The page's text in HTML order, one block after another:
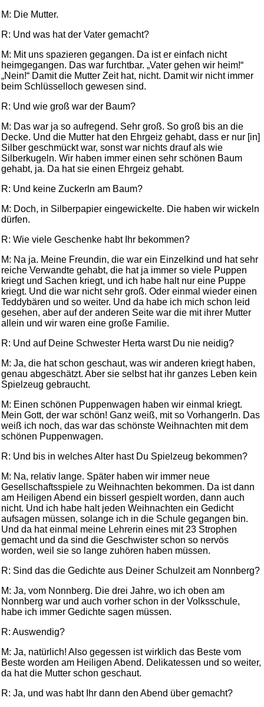
M: Die Mutter.
R: Und was hat der Vater gemacht?
M: Mit uns spazieren gegangen. Da ist er einfach nicht
heimgegangen. Das war furchtbar. „Vater gehen wir heim!“
„Nein!“ Damit die Mutter Zeit hat, nicht. Damit wir nicht immer
beim Schlüsselloch gewesen sind.
R: Und wie groß war der Baum?
M: Das war ja so aufregend. Sehr groß. So groß bis an die
Decke. Und die Mutter hat den Ehrgeiz gehabt, dass er nur [in]
Silber geschmückt war, sonst war nichts drauf als wie
Silberkugeln. Wir haben immer einen sehr schönen Baum
gehabt, ja. Da hat sie einen Ehrgeiz gehabt.
R: Und keine Zuckerln am Baum?
M: Doch, in Silberpapier eingewickelte. Die haben wir wickeln
dürfen.
R: Wie viele Geschenke habt Ihr bekommen?
M: Na ja. Meine Freundin, die war ein Einzelkind und hat sehr
reiche Verwandte gehabt, die hat ja immer so viele Puppen
kriegt und Sachen kriegt, und ich habe halt nur eine Puppe
kriegt. Und die war nicht sehr groß. Oder einmal wieder einen
Teddybären und so weiter. Und da habe ich mich schon leid
gesehen, aber auf der anderen Seite war die mit ihrer Mutter
allein und wir waren eine große Familie.
R: Und auf Deine Schwester Herta warst Du nie neidig?
M: Ja, die hat schon geschaut, was wir anderen kriegt haben,
genau abgeschätzt. Aber sie selbst hat ihr ganzes Leben kein
Spielzeug gebraucht.
M: Einen schönen Puppenwagen haben wir einmal kriegt.
Mein Gott, der war schön! Ganz weiß, mit so Vorhangerln. Das
weiß ich noch, das war das schönste Weihnachten mit dem
schönen Puppenwagen.
R: Und bis in welches Alter hast Du Spielzeug bekommen?
M: Na, relativ lange. Später haben wir immer neue
Gesellschaftsspiele zu Weihnachten bekommen. Da ist dann
am Heiligen Abend ein bisserl gespielt worden, dann auch
nicht. Und ich habe halt jeden Weihnachten ein Gedicht
aufsagen müssen, solange ich in die Schule gegangen bin.
Und da hat einmal meine Lehrerin eines mit 23 Strophen
gemacht und da sind die Geschwister schon so nervös
worden, weil sie so lange zuhören haben müssen.
R: Sind das die Gedichte aus Deiner Schulzeit am Nonnberg?
M: Ja, vom Nonnberg. Die drei Jahre, wo ich oben am
Nonnberg war und auch vorher schon in der Volksschule,
habe ich immer Gedichte sagen müssen.
R: Auswendig?
M: Ja, natürlich! Also gegessen ist wirklich das Beste vom
Beste worden am Heiligen Abend. Delikatessen und so weiter,
da hat die Mutter schon geschaut.
R: Ja, und was habt Ihr dann den Abend über gemacht?